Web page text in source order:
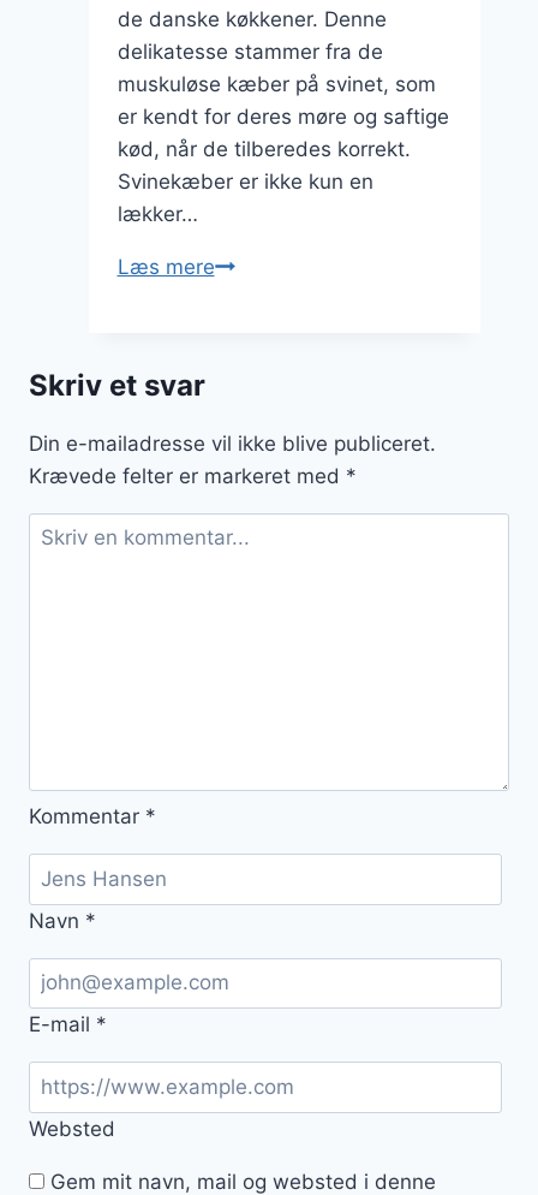
de danske køkkener. Denne
delikatesse stammer fra de
muskuløse kæber på svinet, som
er kendt for deres møre og saftige
kød, når de tilberedes korrekt.
Svinekæber er ikke kun en
lækker…
Læs mereSvinekæber
Skriv et svar
Din e-mailadresse vil ikke blive publiceret.
Krævede felter er markeret med *
Kommentar *
Navn *
E-mail *
Websted
Gem mit navn, mail og websted i denne